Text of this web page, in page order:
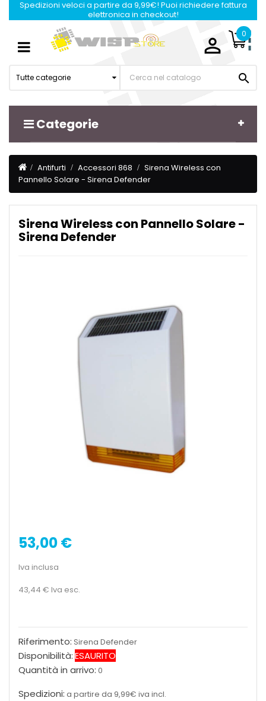
Spedizioni veloci a partire da 9,99€! Puoi richiedere fattura
elettronica in checkout!

0
Tutte categorie 
Categorie
Toggle
Antifurti Accessori 868
Sirena Wireless con
Pannello Solare - Sirena Defender
Sirena Wireless con Pannello Solare -
Sirena Defender
53,00 €
Iva inclusa
43,44 € Iva esc.
Riferimento: Sirena Defender
Disponibilità:ESAURITO
Quantità in arrivo: 0
Spedizioni: a partire da 9,99€ iva incl.